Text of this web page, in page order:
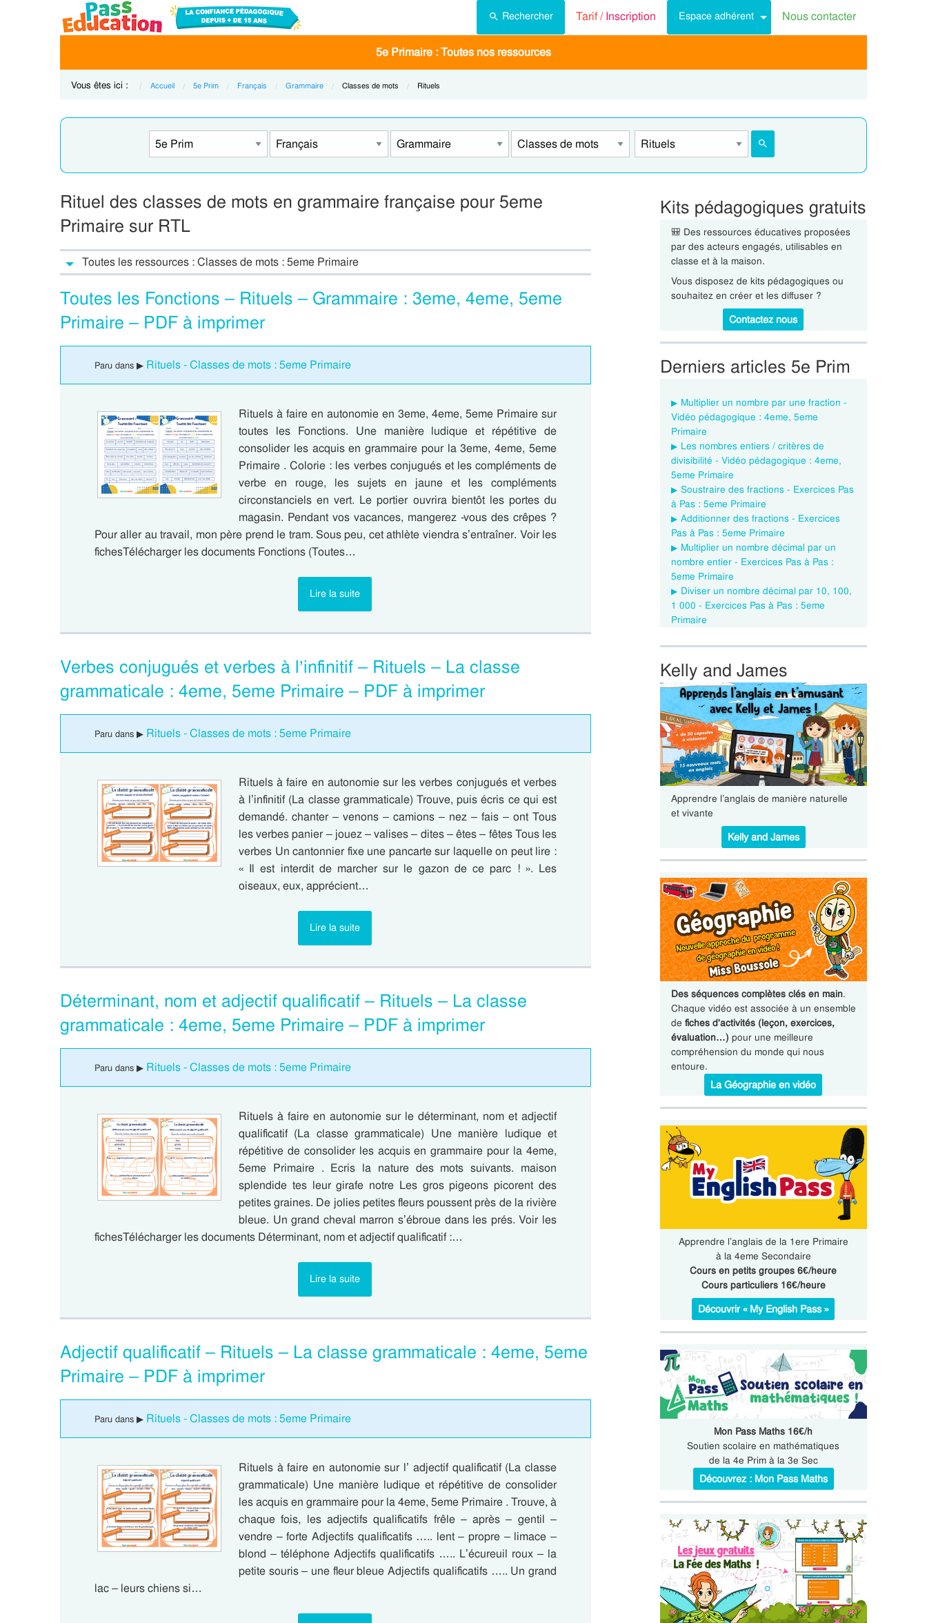
Rechercher Tarif /Inscription Espace adhérent Nous contacter
5e Primaire : Toutes nos ressources
Vous êtes ici : Accueil 5e Prim Français Grammaire Current:
Classes de mots Current:
Rituels
Rituel des classes de mots en grammaire française pour 5eme
Primaire sur RTL
Toutes les ressources : Classes de mots : 5eme Primaire
Toutes les Fonctions – Rituels – Grammaire : 3eme, 4eme, 5eme
Primaire – PDF à imprimer
Paru dans ▶ Rituels - Classes de mots : 5eme Primaire
Rituels à faire en autonomie en 3eme, 4eme, 5eme Primaire sur
toutes les Fonctions. Une manière ludique et répétitive de
consolider les acquis en grammaire pour la 3eme, 4eme, 5eme
Primaire . Colorie : les verbes conjugués et les compléments de
verbe en rouge, les sujets en jaune et les compléments
circonstanciels en vert. Le portier ouvrira bientôt les portes du
magasin. Pendant vos vacances, mangerez -vous des crêpes ?
Pour aller au travail, mon père prend le tram. Sous peu, cet athlète viendra s’entraîner. Voir les
fichesTélécharger les documents Fonctions (Toutes…
Lire la suite
Verbes conjugués et verbes à l’infinitif – Rituels – La classe
grammaticale : 4eme, 5eme Primaire – PDF à imprimer
Paru dans ▶ Rituels - Classes de mots : 5eme Primaire
Rituels à faire en autonomie sur les verbes conjugués et verbes
à l’infinitif (La classe grammaticale) Trouve, puis écris ce qui est
demandé. chanter – venons – camions – nez – fais – ont Tous
les verbes panier – jouez – valises – dites – êtes – fêtes Tous les
verbes Un cantonnier fixe une pancarte sur laquelle on peut lire :
« Il est interdit de marcher sur le gazon de ce parc ! ». Les
oiseaux, eux, apprécient…
Lire la suite
Déterminant, nom et adjectif qualificatif – Rituels – La classe
grammaticale : 4eme, 5eme Primaire – PDF à imprimer
Paru dans ▶ Rituels - Classes de mots : 5eme Primaire
Rituels à faire en autonomie sur le déterminant, nom et adjectif
qualificatif (La classe grammaticale) Une manière ludique et
répétitive de consolider les acquis en grammaire pour la 4eme,
5eme Primaire . Ecris la nature des mots suivants. maison
splendide tes leur girafe notre Les gros pigeons picorent des
petites graines. De jolies petites fleurs poussent près de la rivière
bleue. Un grand cheval marron s’ébroue dans les prés. Voir les
fichesTélécharger les documents Déterminant, nom et adjectif qualificatif :…
Lire la suite
Adjectif qualificatif – Rituels – La classe grammaticale : 4eme, 5eme
Primaire – PDF à imprimer
Paru dans ▶ Rituels - Classes de mots : 5eme Primaire
Rituels à faire en autonomie sur l’ adjectif qualificatif (La classe
grammaticale) Une manière ludique et répétitive de consolider
les acquis en grammaire pour la 4eme, 5eme Primaire . Trouve, à
chaque fois, les adjectifs qualificatifs frêle – après – gentil –
vendre – forte Adjectifs qualificatifs ….. lent – propre – limace –
blond – téléphone Adjectifs qualificatifs ….. L’écureuil roux – la
petite souris – une fleur bleue Adjectifs qualificatifs ….. Un grand
lac – leurs chiens si…
Kits pédagogiques gratuits
🎒 Des ressources éducatives proposées
par des acteurs engagés, utilisables en
classe et à la maison.
Vous disposez de kits pédagogiques ou
souhaitez en créer et les diffuser ?
Contactez nous
Derniers articles 5e Prim
Multiplier un nombre par une fraction -
Vidéo pédagogique : 4eme, 5eme
Primaire
Les nombres entiers / critères de
divisibilité - Vidéo pédagogique : 4eme,
5eme Primaire
Soustraire des fractions - Exercices Pas
à Pas : 5eme Primaire
Additionner des fractions - Exercices
Pas à Pas : 5eme Primaire
Multiplier un nombre décimal par un
nombre entier - Exercices Pas à Pas :
5eme Primaire
Diviser un nombre décimal par 10, 100,
1 000 - Exercices Pas à Pas : 5eme
Primaire
Kelly and James
Apprendre l’anglais de manière naturelle
et vivante
Kelly and James
Des séquences complètes clés en main.
Chaque vidéo est associée à un ensemble
de fiches d'activités (leçon, exercices,
évaluation…) pour une meilleure
compréhension du monde qui nous
entoure.
La Géographie en vidéo
Apprendre l’anglais de la 1ere Primaire
à la 4eme Secondaire
Cours en petits groupes 6€/heure
Cours particuliers 16€/heure
Découvrir « My English Pass »
Mon Pass Maths 16€/h
Soutien scolaire en mathématiques
de la 4e Prim à la 3e Sec
Découvrez : Mon Pass Maths